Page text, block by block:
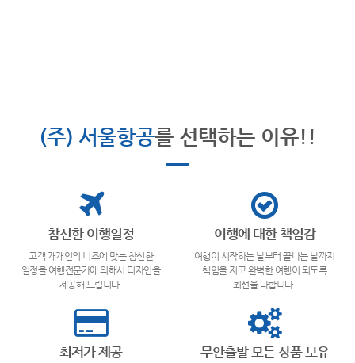
(주) 서울항공를 선택하는 이유!!
참신한 여행일정
고객 개개인의 니즈에 맞는 참신한
일정을 여행전문가에 의해서 디자인을
제공해 드립니다.
여행에 대한 책임감
여행이 시작하는 날부터 끝나는 날까지
책임을 지고 완벽한 여행이 되도록
최선을 다합니다.
최저가 제공 무안출발 모든 상품 보유